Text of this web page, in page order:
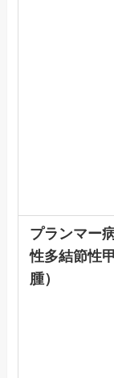
プランマー
性多結節性
腫）